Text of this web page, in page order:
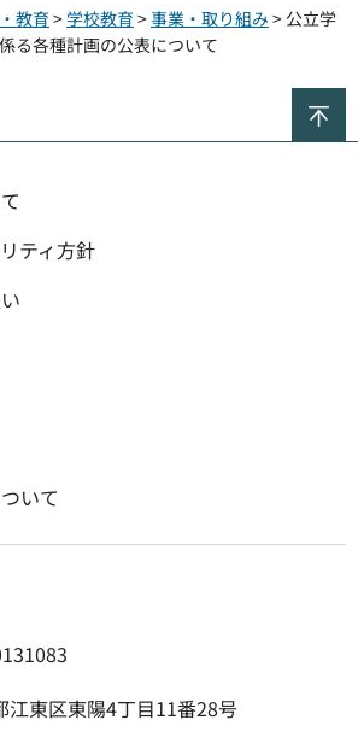
教育>学校教育>事業・取り組み> 公立学
る各種計画の公表について
ティ方針
いて
東区東陽4丁目11番28号